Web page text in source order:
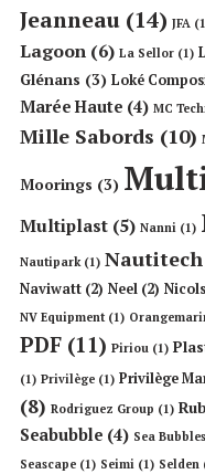
Jeanneau (14) JFA
Lagoon (6) La Sellor (1)
Glénans (3) Loké
Marée Haute (4) MC
Mille Sabords (10)
Moorings (3)
Multiplast (5) Nanni (1)
Nautipark(1) Nautitech
Naviwatt (2) Neel (2) Nicols
NV Equipment(1)
PDF (11) Piriou (1)
(1) Privilège (1) Privilège
(8) Rodriguez Group (1)
Seabubble (4) Sea Bubbles
Seascape (1) Seimi (1) Selden